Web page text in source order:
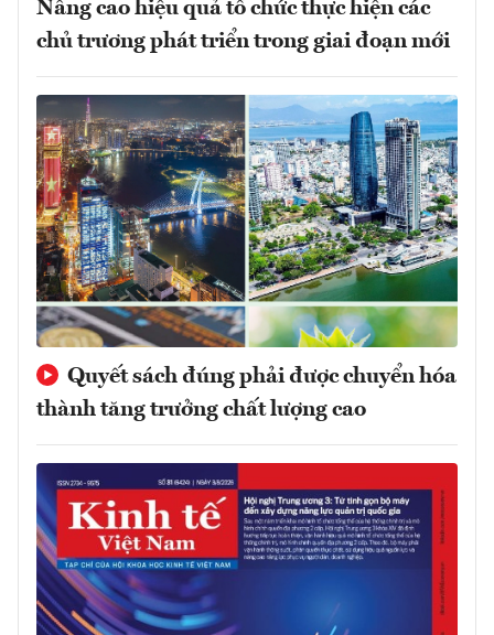
Nâng cao hiệu quả tổ chức thực hiện các
chủ trương phát triển trong giai đoạn mới
Quyết sách đúng phải được chuyển hóa
thành tăng trưởng chất lượng cao